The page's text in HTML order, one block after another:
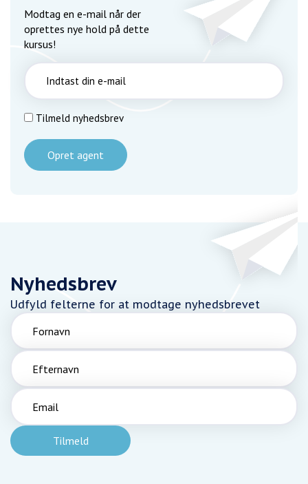
Modtag en e-mail når der
oprettes nye hold på dette
kursus!
Tilmeld nyhedsbrev
Opret agent
Nyhedsbrev
Udfyld felterne for at modtage nyhedsbrevet
Fornavn
Efternavn
Email